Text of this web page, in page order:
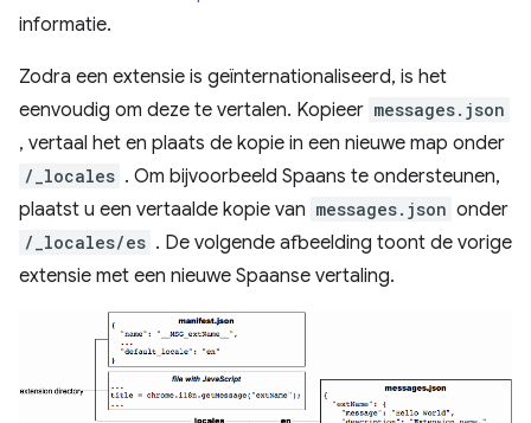
informatie.
Zodra een extensie is geïnternationaliseerd, is het
eenvoudig om deze te vertalen. Kopieer messages.json
, vertaal het en plaats de kopie in een nieuwe map onder
/_locales . Om bijvoorbeeld Spaans te ondersteunen,
plaatst u een vertaalde kopie van messages.json onder
/_locales/es . De volgende afbeelding toont de vorige
extensie met een nieuwe Spaanse vertaling.